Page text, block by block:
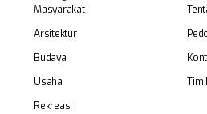
Masyarakat
Arsitektur
Budaya
Usaha
Rekreasi
Tim